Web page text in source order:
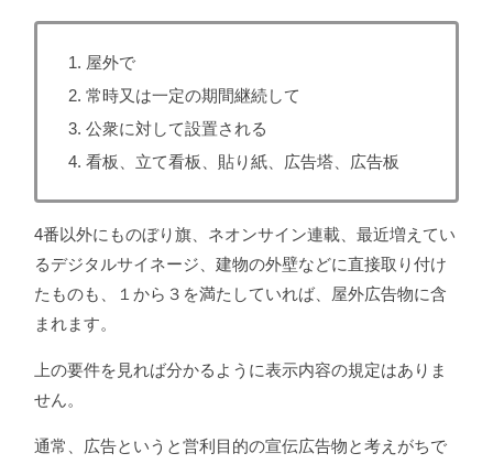
屋外で
常時又は一定の期間継続して
公衆に対して設置される
看板、立て看板、貼り紙、広告塔、広告板
4番以外にものぼり旗、ネオンサイン連載、最近増えてい
るデジタルサイネージ、建物の外壁などに直接取り付け
たものも、１から３を満たしていれば、屋外広告物に含
まれます。
上の要件を見れば分かるように表示内容の規定はありま
せん。
通常、広告というと営利目的の宣伝広告物と考えがちで